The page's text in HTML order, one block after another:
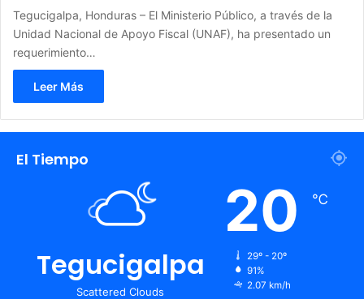
Tegucigalpa, Honduras – El Ministerio Público, a través de la
Unidad Nacional de Apoyo Fiscal (UNAF), ha presentado un
requerimiento…
Leer Más
El Tiempo
Tegucigalpa
Scattered Clouds
20 ℃
29º - 20º
91%
2.07 km/h